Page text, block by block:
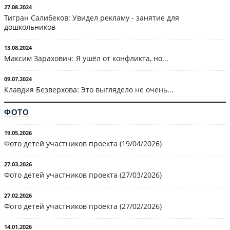
27.08.2024
Тигран Салибеков: Увидел рекламу - занятие для
дошкольников
13.08.2024
Максим Зарахович: Я ушёл от конфликта, но...
09.07.2024
Клавдия Безверхова: Это выглядело не очень...
ФОТО
19.05.2026
Фото детей участников проекта (19/04/2026)
27.03.2026
Фото детей участников проекта (27/03/2026)
27.02.2026
Фото детей участников проекта (27/02/2026)
14.01.2026